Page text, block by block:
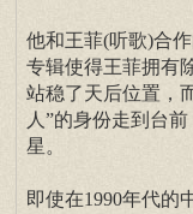
他和王菲(听歌)合
专辑使得王菲拥有
站稳了天后位置，
人”的身份走到台
星。
即使在1990年代的